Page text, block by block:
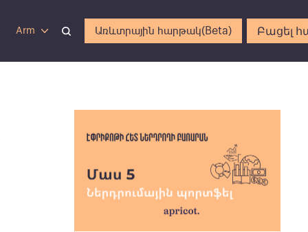
Arm Առևտրային հարթակ(Beta) Բացել